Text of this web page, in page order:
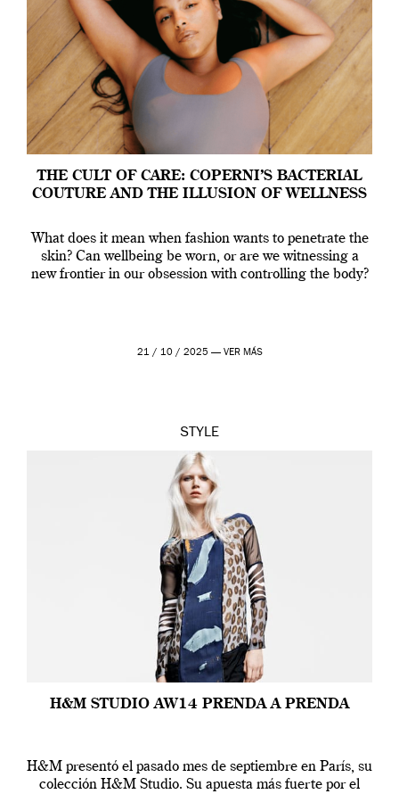
THE CULT OF CARE: COPERNI’S BACTERIAL
COUTURE AND THE ILLUSION OF WELLNESS
What does it mean when fashion wants to penetrate the
skin? Can wellbeing be worn, or are we witnessing a
new frontier in our obsession with controlling the body?
21 / 10 / 2025 — VER MÁS
STYLE
H&M STUDIO AW14 PRENDA A PRENDA
H&M presentó el pasado mes de septiembre en París, su
colección H&M Studio. Su apuesta más fuerte por el